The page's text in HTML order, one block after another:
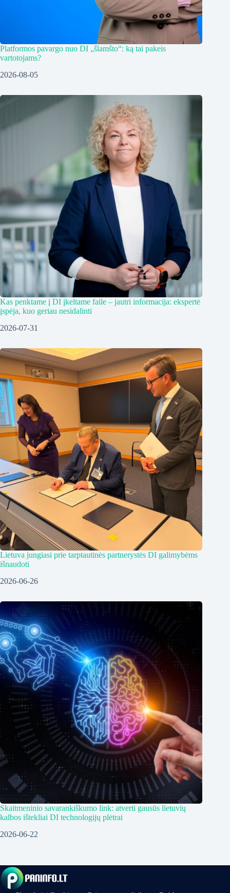
Platformos pavargo nuo DI „šlamšto“: ką tai pakeis
vartotojams?
2026-08-05
Kas penktame į DI įkeltame faile – jautri informacija: ekspertė
įspėja, kuo geriau nesidalinti
2026-07-31
Lietuva jungiasi prie tarptautinės partnerystės DI galimybėms
išnaudoti
2026-06-26
Skaitmeninio savarankiškumo link: atverti gausūs lietuvių
kalbos ištekliai DI technologijų plėtrai
2026-06-22